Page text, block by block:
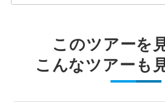
このツアーを
こんなツアーも